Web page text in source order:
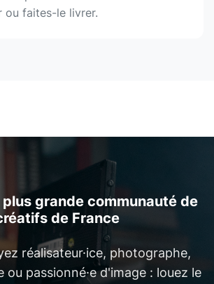
ou faites-le livrer.
plus grande communauté de
de France
réalisateur·ice, photographe,
ou passionné·e d'image : louez le